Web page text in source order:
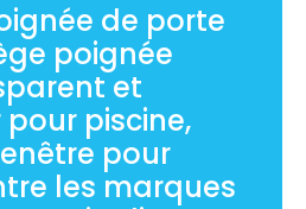
de porte
poignée
et
piscine,
pour
les marques